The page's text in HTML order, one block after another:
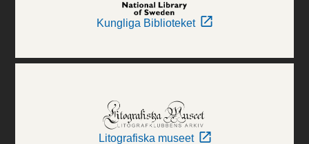
Kungliga Biblioteket
Litografiska museet